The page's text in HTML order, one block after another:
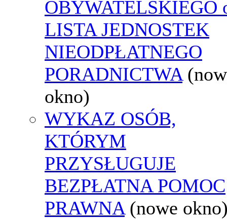
OBYWATELSKIEGO
LISTA JEDNOSTEK
NIEODPŁATNEGO
PORADNICTWA
okno)
WYKAZ OSÓB,
KTÓRYM
PRZYSŁUGUJE
BEZPŁATNA POMOC
PRAWNA (nowe